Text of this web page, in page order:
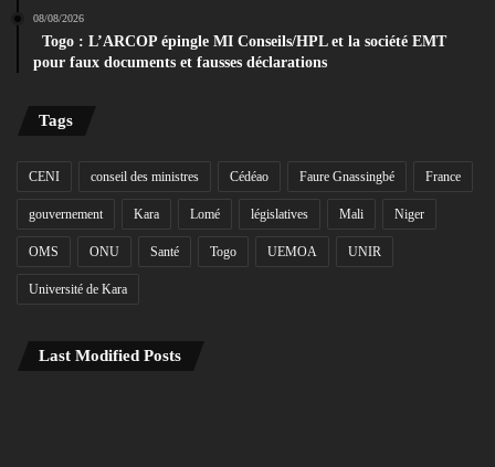
08/08/2026
Togo : L’ARCOP épingle MI Conseils/HPL et la société EMT
pour faux documents et fausses déclarations
Tags
CENI conseil des ministres Cédéao Faure Gnassingbé France
gouvernement Kara Lomé législatives Mali Niger
OMS ONU Santé Togo UEMOA UNIR
Université de Kara
Last Modified Posts